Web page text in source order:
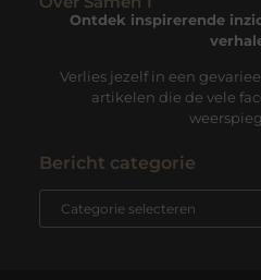
Ontdek inspirerende
Verlies jezelf in een
artikelen die de vele
Bericht categorie